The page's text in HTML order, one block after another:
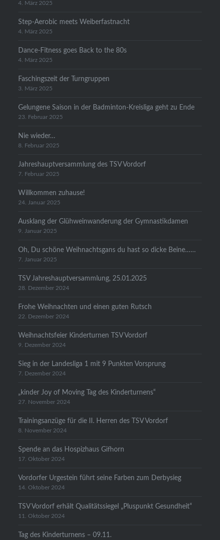
4. März 2025
Step-Aerobic meets Weiberfastnacht
4. März 2025
Dance-Fitness goes Back to the 80s
4. März 2025
Faschingszeit der Turngruppen
3. März 2025
Gelungene Saison in der Badminton-Kreisliga geht zu Ende
23. Februar 2025
Nie wieder…
8. Februar 2025
Jahreshauptversammlung des TSV Vordorf
7. Februar 2025
Willkommen zuhause!
24. Januar 2025
Ausklang der Glühweinwanderung der Gymnastikdamen
9. Januar 2025
Oh, Du schöne Weihnachtsgans du hast so dicke Beine……
7. Januar 2025
TSV Jahreshauptversammlung, 25.01.2025
28. Dezember 2024
Frohe Weihnachten und einen guten Rutsch
22. Dezember 2024
Weihnachtsfeier Kinderturnen TSV Vordorf
9. Dezember 2024
Sieg in der Landesliga 1 mit 9 Punkten Vorsprung
7. Dezember 2024
„kinder Joy of Moving Tag des Kinderturnens“
27. November 2024
Trainingsanzüge für die II. Herren des TSV Vordorf
8. November 2024
Spende an das Hospizhaus Gifhorn
17. Oktober 2024
Vordorfer Urgestein führt seine Farben zum Derbysieg
14. Oktober 2024
TSV Vordorf erhält Qualitätssiegel „Pluspunkt Gesundheit“
11. Oktober 2024
Tag des Kinderturnens – 09.11.